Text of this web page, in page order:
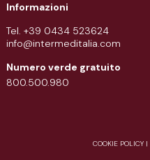
Informazioni
Tel. +39 0434 523624
info@intermeditalia.com
Numero verde gratuito
800.500.980
COOKIE POLICY |